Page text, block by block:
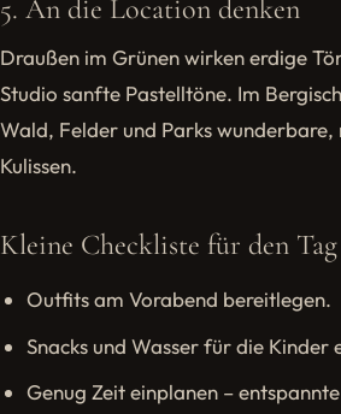
5. An die Location denken
Draußen im Grünen wirken erdige
Studio sanfte Pastelltöne. Im
Wald, Felder und Parks wunderbare,
Kulissen.
Kleine Checkliste für den Tag
Outfits am Vorabend bereitlegen.
Snacks und Wasser für die Kinder
Genug Zeit einplanen –